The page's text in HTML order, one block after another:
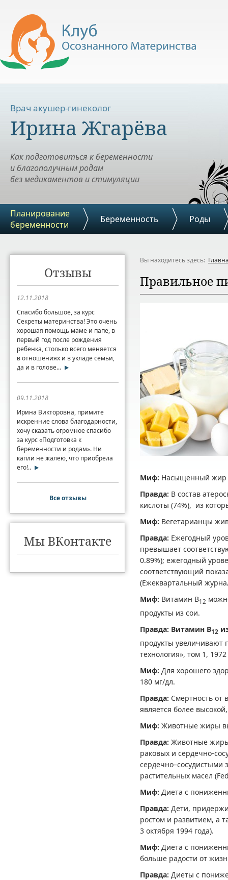
Врач акушер-гинеколог
Ирина Жгарёва
Как подготовиться к беременности
и благополучным родам
без медикаментов и стимуляции
Планирование
беременности
Беременность Роды
Отзывы
12.11.2018
Спасибо большое, за курс
Секреты материнства! Это очень
хорошая помощь маме и папе, в
первый год после рождения
ребенка, столько всего меняется
в отношениях и в укладе семьи,
да и в голове...
09.11.2018
Ирина Викторовна, примите
искренние слова благодарности,
хочу сказать огромное спасибо
за курс «Подготовка к
беременности и родам». Ни
капли не жалею, что приобрела
его!..
Все отзывы
Мы ВКонтакте
Вы находитесь здесь:
Правильное
Миф: Насыщенный жир
Правда: В состав
кислоты (74%), из
Миф: Вегетарианцы
Правда: Ежегодный
превышает
0.89%); ежегодный
соответствующий
(Ежеквартальный
Миф: Витамин В12
продукты из сои.
Правда: Витамин В12
продукты увеличивают
технология», том 1, 1972
Миф: Для хорошего
180 мг/дл.
Правда: Cмертность от
является более
Миф: Животные жиры
Правда: Животные
раковых и сердечно-
сердечно–сосудистыми
растительных масел
Миф: Диета с
Правда: Дети,
ростом и развитием, а
3 октября 1994 года).
Миф: Диета с
больше радости от
Правда: Диеты с